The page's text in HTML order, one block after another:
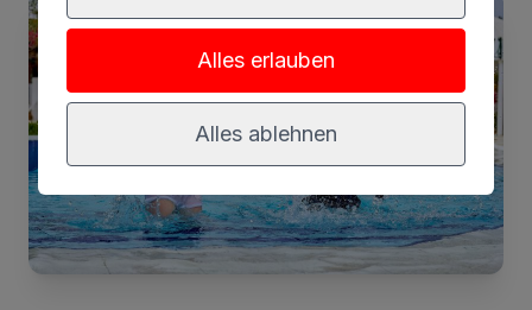
Alles erlauben
Alles ablehnen